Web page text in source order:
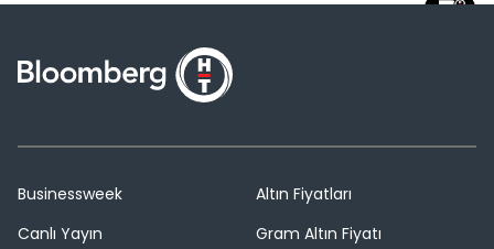
Businessweek
Canlı Yayın
Altın Fiyatları
Gram Altın Fiyatı